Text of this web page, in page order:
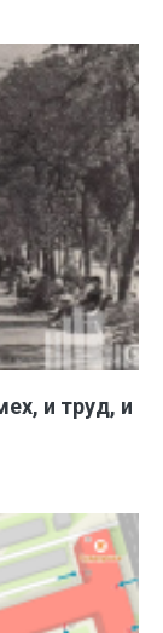
и труд, и